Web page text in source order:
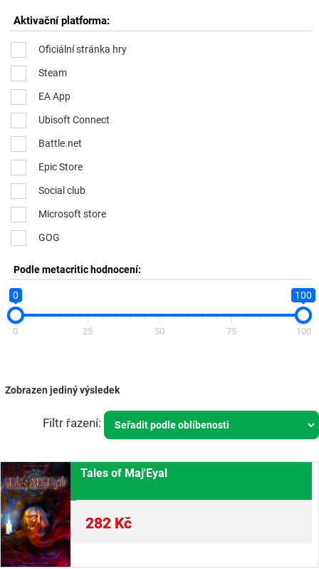
Aktivační platforma:
Oficiální stránka hry
Steam
EA App
Ubisoft Connect
Battle.net
Epic Store
Social club
Microsoft store
GOG
Podle metacritic hodnocení:
0 100
0 25 50 75 100
Zobrazen jediný výsledek
Tales of Maj'Eyal
282 Kč